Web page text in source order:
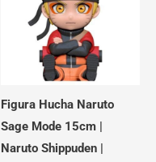
Figura Hucha Naruto
Sage Mode 15cm |
Naruto Shippuden |